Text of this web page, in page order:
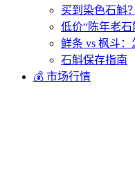
买到染色石斛
低价“陈年老
鲜条 vs 枫斗：
石斛保存指南
💰 市场行情